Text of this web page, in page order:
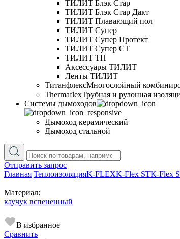
ТИЛИТ Блэк Стар
ТИЛИТ Блэк Стар Дакт
ТИЛИТ Плавающий пол
ТИЛИТ Супер
ТИЛИТ Супер Протект
ТИЛИТ Супер СТ
ТИЛИТ ТП
Аксессуары ТИЛИТ
Ленты ТИЛИТ
ТитанфлексМногослойный
ThermaflexТрубная и рулонная
Cистемы дымоходов
Дымоход керамический
Дымоход стальной
Отправить запрос
Главная ТеплоизоляцияK-FLEXK-Flex STK-Flex
Материал:
каучук вспененный
В избранное
Сравнить